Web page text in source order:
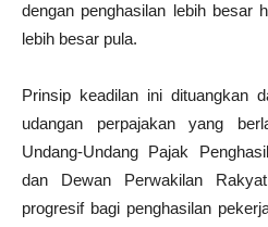
dengan penghasilan lebih besar
lebih besar pula.
Prinsip keadilan ini dituangkan
udangan perpajakan yang
Undang-Undang Pajak
dan Dewan Perwakilan
progresif bagi penghasilan